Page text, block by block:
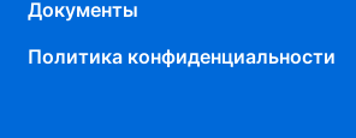
Документы
Политика конфиденциальности